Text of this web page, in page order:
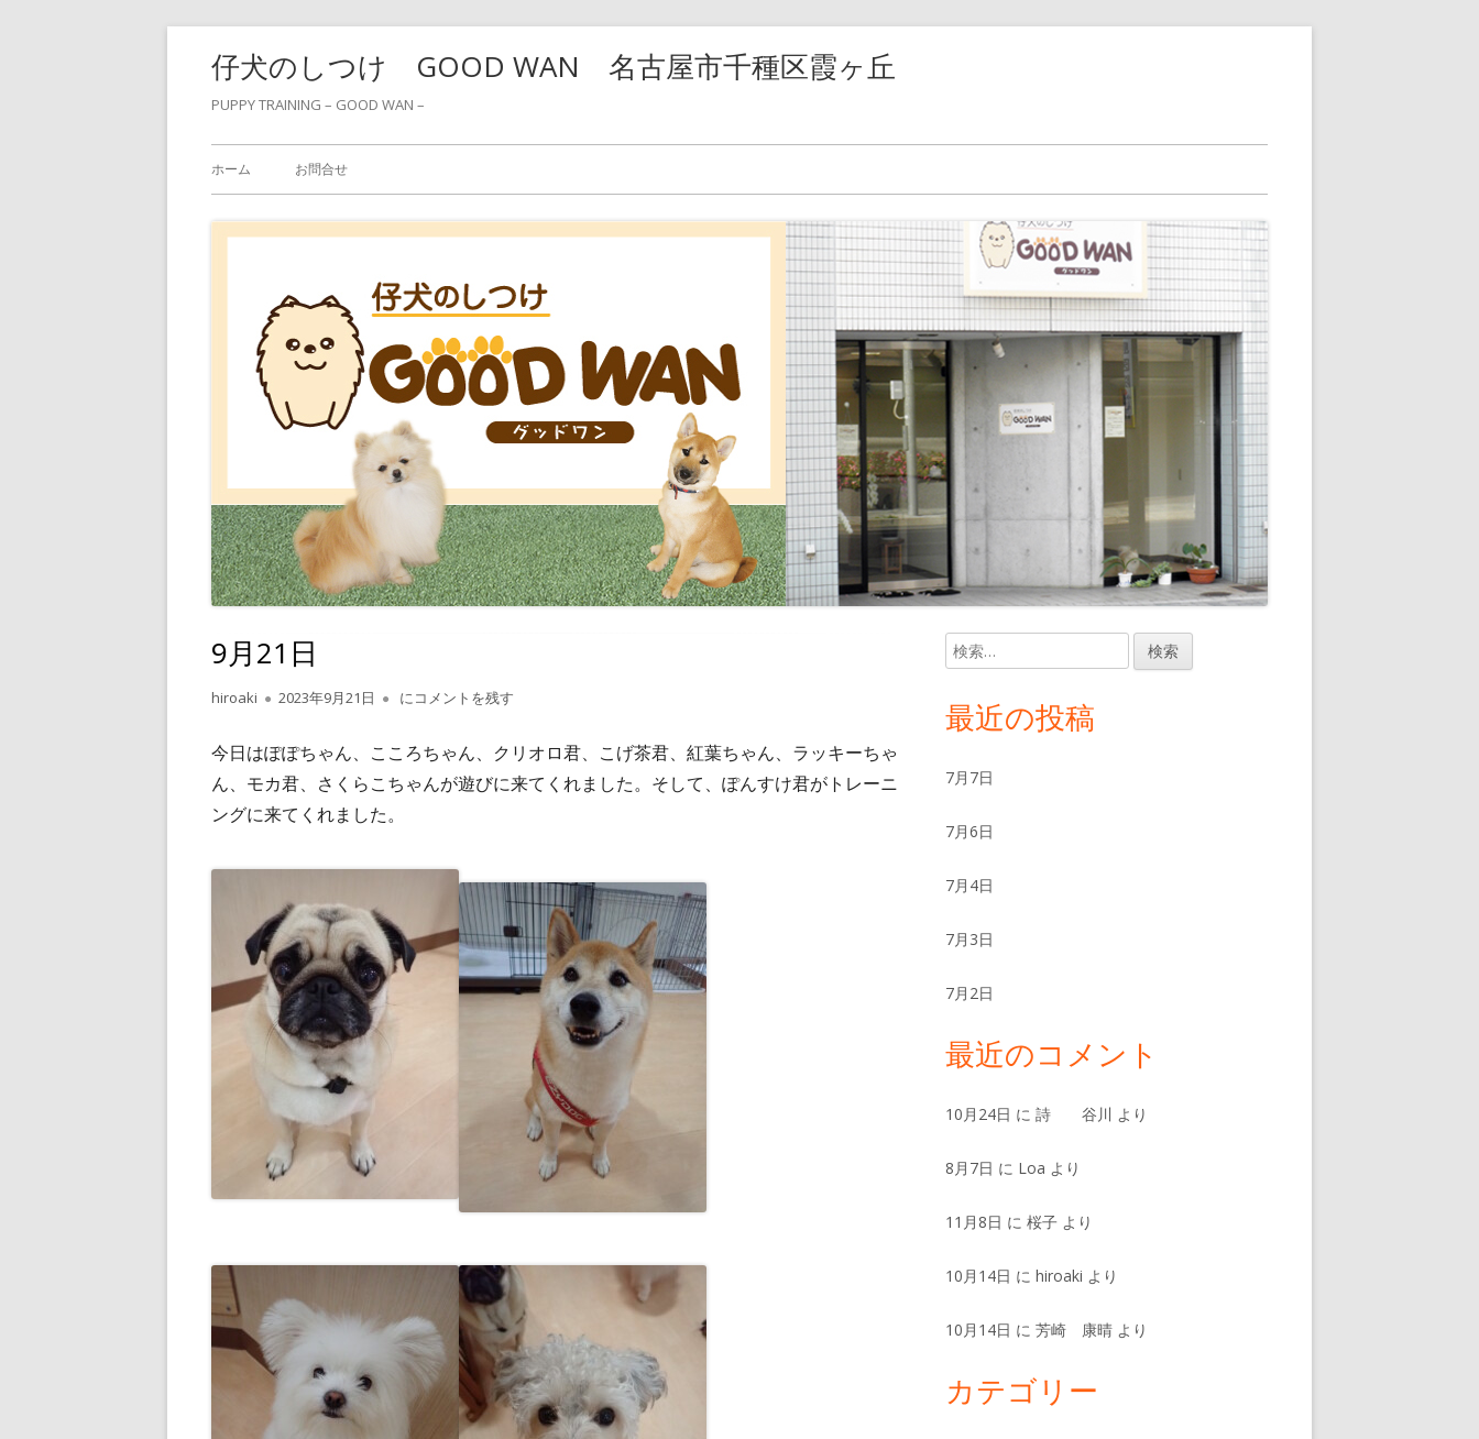
仔犬のしつけ GOOD WAN 名古屋市千種区霞ヶ丘
PUPPY TRAINING – GOOD WAN –
メ
イ
ホーム お問合せ
9月21日
作
者
hiroaki
公
日
2023年9月21日 9月21日
にコメントを残す
今日はぽぽちゃん、こころちゃん、クリオロ君、こげ茶君、紅葉ちゃん、ラッキーちゃ
ん、モカ君、さくらこちゃんが遊びに来てくれました。そして、ぽんすけ君がトレーニ
ングに来てくれました。
メ
イ
サ
イ
ド
バ
ー
検
索:
最近の投稿
7月7日
7月6日
7月4日
7月3日
7月2日
最近のコメント
10月24日 に詩 谷川 より
8月7日 に Loa より
11月8日 に桜子 より
10月14日 にhiroaki より
10月14日 に芳崎 康晴 より
カテゴリー